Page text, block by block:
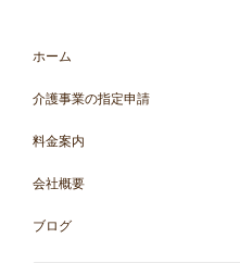
ホーム
介護事業の指定申請
料金案内
会社概要
ブログ